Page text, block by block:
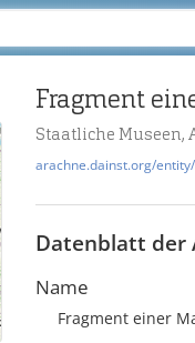
Fragment
Staatliche
arachne.dainst.org/
Datenblatt der
Name
Fragment einer